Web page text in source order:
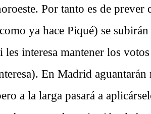
Por tanto es de prever
ya hace Piqué) se
les interesa mantener los
En Madrid
a la larga pasará a